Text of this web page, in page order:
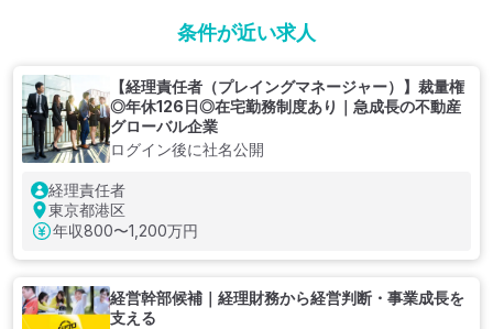
条件が近い求人
【経理責任者（プレイングマネージャー）】裁量権
◎年休126日◎在宅勤務制度あり｜急成長の不動産
グローバル企業
ログイン後に社名公開
経理責任者
東京都港区
年収800〜1,200万円
経営幹部候補｜経理財務から経営判断・事業成長を
支える